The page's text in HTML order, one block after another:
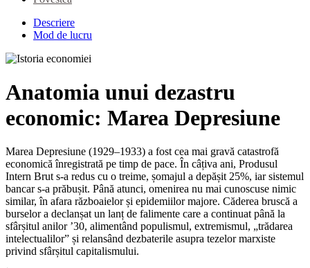
Descriere
Mod de lucru
Anatomia unui dezastru
economic: Marea Depresiune
Marea Depresiune (1929–1933) a fost cea mai gravă catastrofă
economică înregistrată pe timp de pace. În câțiva ani, Produsul
Intern Brut s-a redus cu o treime, șomajul a depășit 25%, iar sistemul
bancar s-a prăbușit. Până atunci, omenirea nu mai cunoscuse nimic
similar, în afara războaielor și epidemiilor majore. Căderea bruscă a
burselor a declanșat un lanț de falimente care a continuat până la
sfârșitul anilor ’30, alimentând populismul, extremismul, „trădarea
intelectualilor” și relansând dezbaterile asupra tezelor marxiste
privind sfârșitul capitalismului.